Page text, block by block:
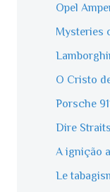
Opel
Mysteries
O Cristo
Porsche
Dire
A ignição
Le